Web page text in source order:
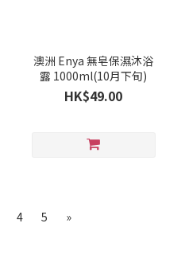
澳洲 Enya 無皂保濕沐浴
露 1000ml(10月下旬)
HK$49.00
4 5 »